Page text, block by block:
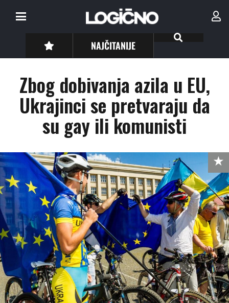
NAJČITANIJE
Zbog dobivanja azila u EU,
Ukrajinci se pretvaraju da
su gay ili komunisti